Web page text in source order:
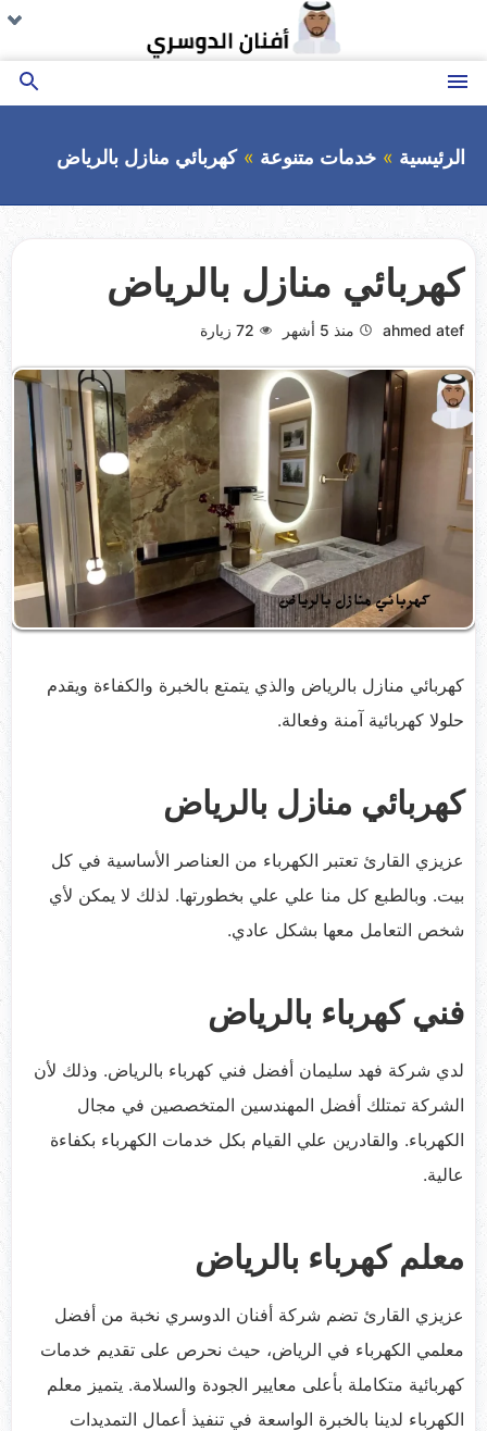
المحتوى
القائمة
بحث
الرئيسية خدمات متنوعة كهربائي منازل بالرياض
كهربائي منازل بالرياض
ahmed atef منذ 5 أشهر 72 زيارة
كهربائي منازل بالرياض والذي يتمتع بالخبرة والكفاءة ويقدم
حلولا كهربائية آمنة وفعالة.
كهربائي منازل بالرياض
عزيزي القارئ تعتبر الكهرباء من العناصر الأساسية في كل
بيت. وبالطبع كل منا علي علي بخطورتها. لذلك لا يمكن لأي
شخص التعامل معها بشكل عادي.
فني كهرباء بالرياض
لدي شركة فهد سليمان أفضل فني كهرباء بالرياض. وذلك لأن
الشركة تمتلك أفضل المهندسين المتخصصين في مجال
الكهرباء. والقادرين علي القيام بكل خدمات الكهرباء بكفاءة
عالية.
معلم كهرباء بالرياض
عزيزي القارئ تضم شركة أفنان الدوسري نخبة من أفضل
معلمي الكهرباء في الرياض، حيث نحرص على تقديم خدمات
كهربائية متكاملة بأعلى معايير الجودة والسلامة. يتميز معلم
الكهرباء لدينا بالخبرة الواسعة في تنفيذ أعمال التمديدات